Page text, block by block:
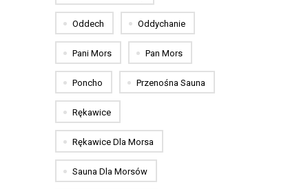
Oddech Oddychanie
Pani Mors Pan Mors
Poncho Przenośna Sauna
Rękawice
Rękawice Dla Morsa
Sauna Dla Morsów